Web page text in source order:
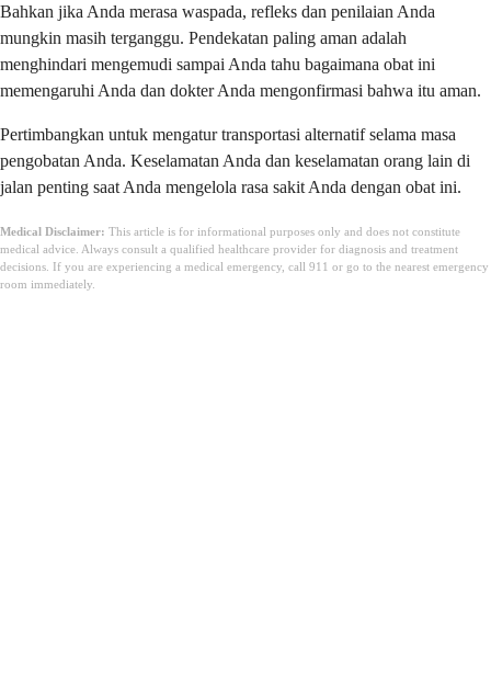
Bahkan jika Anda merasa waspada, refleks dan penilaian Anda
mungkin masih terganggu. Pendekatan paling aman adalah
menghindari mengemudi sampai Anda tahu bagaimana obat ini
memengaruhi Anda dan dokter Anda mengonfirmasi bahwa itu aman.
Pertimbangkan untuk mengatur transportasi alternatif selama masa
pengobatan Anda. Keselamatan Anda dan keselamatan orang lain di
jalan penting saat Anda mengelola rasa sakit Anda dengan obat ini.
Medical Disclaimer: This article is for informational purposes only and does not constitute
medical advice. Always consult a qualified healthcare provider for diagnosis and treatment
decisions. If you are experiencing a medical emergency, call 911 or go to the nearest emergency
room immediately.